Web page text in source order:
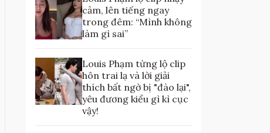
cảm, lên tiếng ngay
trong đêm: “Mình không
làm gì sai”
Louis Phạm từng lộ clip
hôn trai lạ và lời giải
thích bất ngờ bị "đào lại",
yêu đương kiểu gì kì cục
vậy!